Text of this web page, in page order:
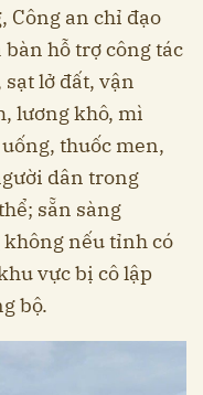
Công an chỉ đạo
hỗ trợ công tác
lở đất, vận
lương khô, mì
thuốc men,
dân trong
sẵn sàng
nếu tỉnh có
vực bị cô lập
bộ.